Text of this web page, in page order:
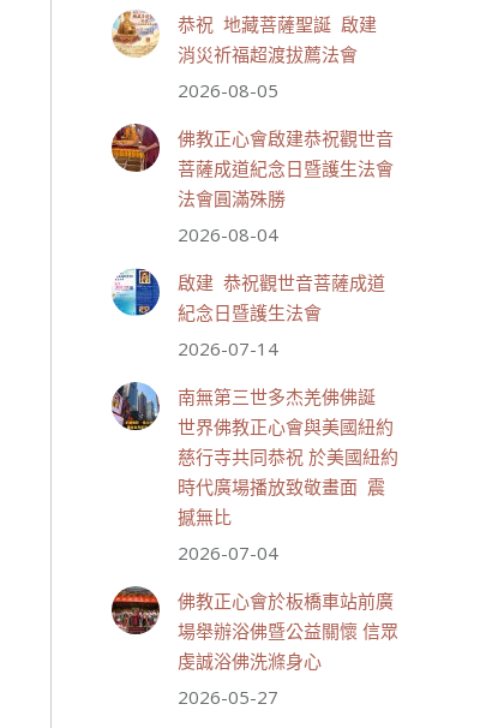
文殊院、財神會館、桃園金龜
山三寶殿將在8月1日(星期六)於
金龜山三寶殿聯合啟建「恭祝...
觀看更多
111 33 則留言
分享
世界佛教正心會
週日（7/19）將於世界佛教正
心會金龜山三寶殿... 觀看更多
分享
世界佛教正心會
恭祝 地藏菩薩聖誕 啟建
消災祈福超渡拔薦法會
2026-08-05
佛教正心會啟建恭祝觀世音
菩薩成道紀念日暨護生法會
法會圓滿殊勝
2026-08-04
啟建 恭祝觀世音菩薩成道
紀念日暨護生法會
2026-07-14
南無第三世多杰羌佛佛誕
世界佛教正心會與美國紐約
慈行寺共同恭祝 於美國紐約
時代廣場播放致敬畫面 震
撼無比
2026-07-04
佛教正心會於板橋車站前廣
場舉辦浴佛暨公益關懷 信眾
虔誠浴佛洗滌身心
2026-05-27